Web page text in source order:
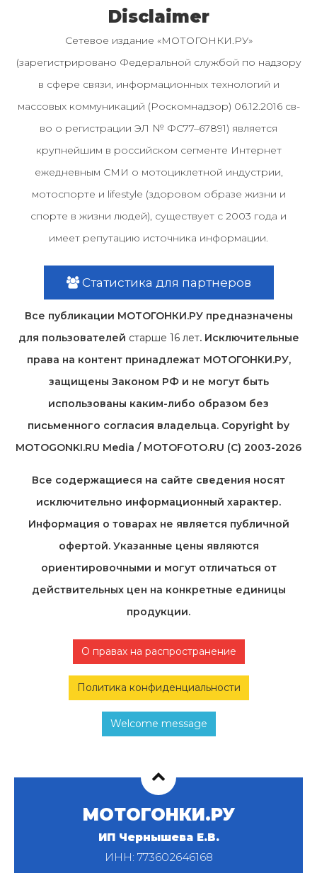
Disclaimer
Сетевое издание «МОТОГОНКИ.РУ»
(зарегистрировано Федеральной службой по надзору
в сфере связи, информационных технологий и
массовых коммуникаций (Роскомнадзор) 06.12.2016 св-
во о регистрации ЭЛ № ФС77–67891) является
крупнейшим в российском сегменте Интернет
ежедневным СМИ о мотоциклетной индустрии,
мотоспорте и lifestyle (здоровом образе жизни и
спорте в жизни людей), существует с 2003 года и
имеет репутацию источника информации.
Статистика для партнеров
Все публикации МОТОГОНКИ.РУ предназначены
для пользователей старше 16 лет. Исключительные
права на контент принадлежат МОТОГОНКИ.РУ,
защищены Законом РФ и не могут быть
использованы каким-либо образом без
письменного согласия владельца. Copyright by
MOTOGONKI.RU Media / MOTOFOTO.RU (C) 2003-2026
Все содержащиеся на cайте сведения носят
исключительно информационный характер.
Информация о товарах не является публичной
офертой. Указанные цены являются
ориентировочными и могут отличаться от
действительных цен на конкретные единицы
продукции.
О правах на распространение
Политика конфиденциальности
Welcome message
МОТОГОНКИ.РУ
ИП Чернышева Е.В.
ИНН: 773602646168